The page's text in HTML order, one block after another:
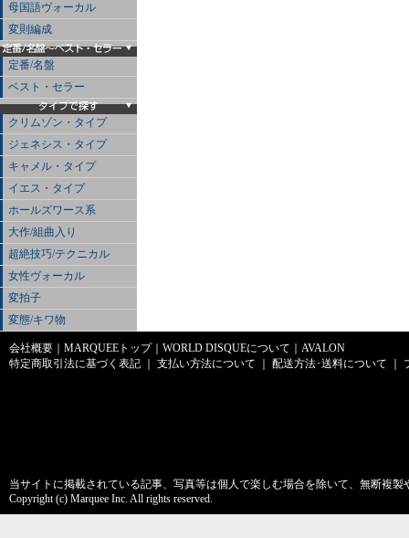
母国語ヴォーカル
変則編成
定番/名盤
ベスト・セラー
クリムゾン・タイプ
ジェネシス・タイプ
キャメル・タイプ
イエス・タイプ
ホールズワース系
大作/組曲入り
超絶技巧/テクニカル
女性ヴォーカル
変拍子
変態/キワ物
会社概要 MARQUEEトップ｜ WORLD DISQUEについて
AVALON
特定商取引法に基づく表記
支払い方法について 配送方法･送料について
当サイトに掲載されている記事、写真等は個人で楽しむ場合を除いて、無断複
Copyright (c) Marquee Inc. All rights reserved.